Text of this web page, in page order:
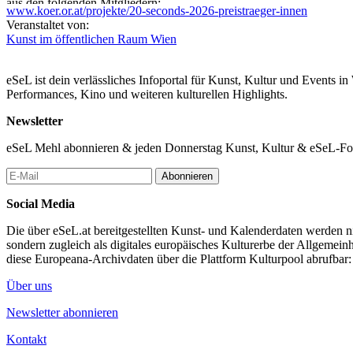
Cornelia Offergeld, Künstlerische Leiterin KÖR Wien
Stefanie Paffendorf, Programmdirektorin von INFOSCREEN
Eva Sangiorgi, Direktorin der VIENNALE. Vienna International
Straßenbahnen und Bussen sowie auf Screens an Bus- und
Statements
Cornelia Offergeld, künstlerische Leiterin KÖR Wien: „Menschen
Werkzeug, sondern ein Material, aus dem die Gesellschaft der
Raum für eine öffentliche künstlerische Reflexion über KI, die viele
Sascha Berndl, Geschäftsführer, INFOSCREEN Austria GmbH:
Maschine“. Allein die Frage, ob Maschinen wirklich intelligent sind,
die Einordnungen, Visionen, Hoffnungen und Befürchtungen, mit
und nachdenklichen Ausblick auf unsere Gesellschaft auf
Denkanstoß für unsere Zuseher*innen.“
Veronica Kaup-Hasler, Amtsführende Stadträtin für Kultur und
Ausverhandelns – und er hat sich längst in den digitalen Raum
www.koer.or.at/projekte/20-seconds-2026-preistraeger-innen
Veranstaltet von:
Kunst im öffentlichen Raum Wien
eSeL ist dein verlässliches Infoportal für Kunst, Kultur und Events
Performances, Kino und weiteren kulturellen Highlights.
Newsletter
eSeL Mehl abonnieren & jeden Donnerstag Kunst, Kultur & eSeL-
Abonnieren
Social Media
Die über eSeL.at bereitgestellten Kunst- und Kalenderdaten werden
sondern zugleich als digitales europäisches Kulturerbe der
diese Europeana-Archivdaten über die Plattform Kulturpool abrufbar:
Über uns
Newsletter abonnieren
Kontakt